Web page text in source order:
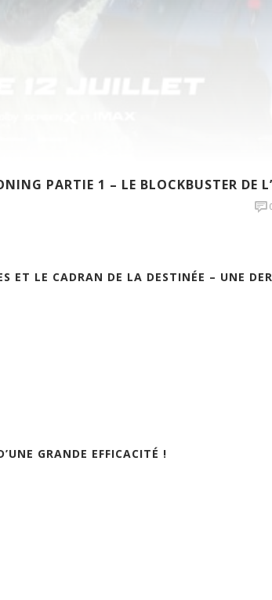
PARTIE 1 – LE BLOCKBUSTER DE
ET LE CADRAN DE LA DESTINÉE – UNE
GRANDE EFFICACITÉ !